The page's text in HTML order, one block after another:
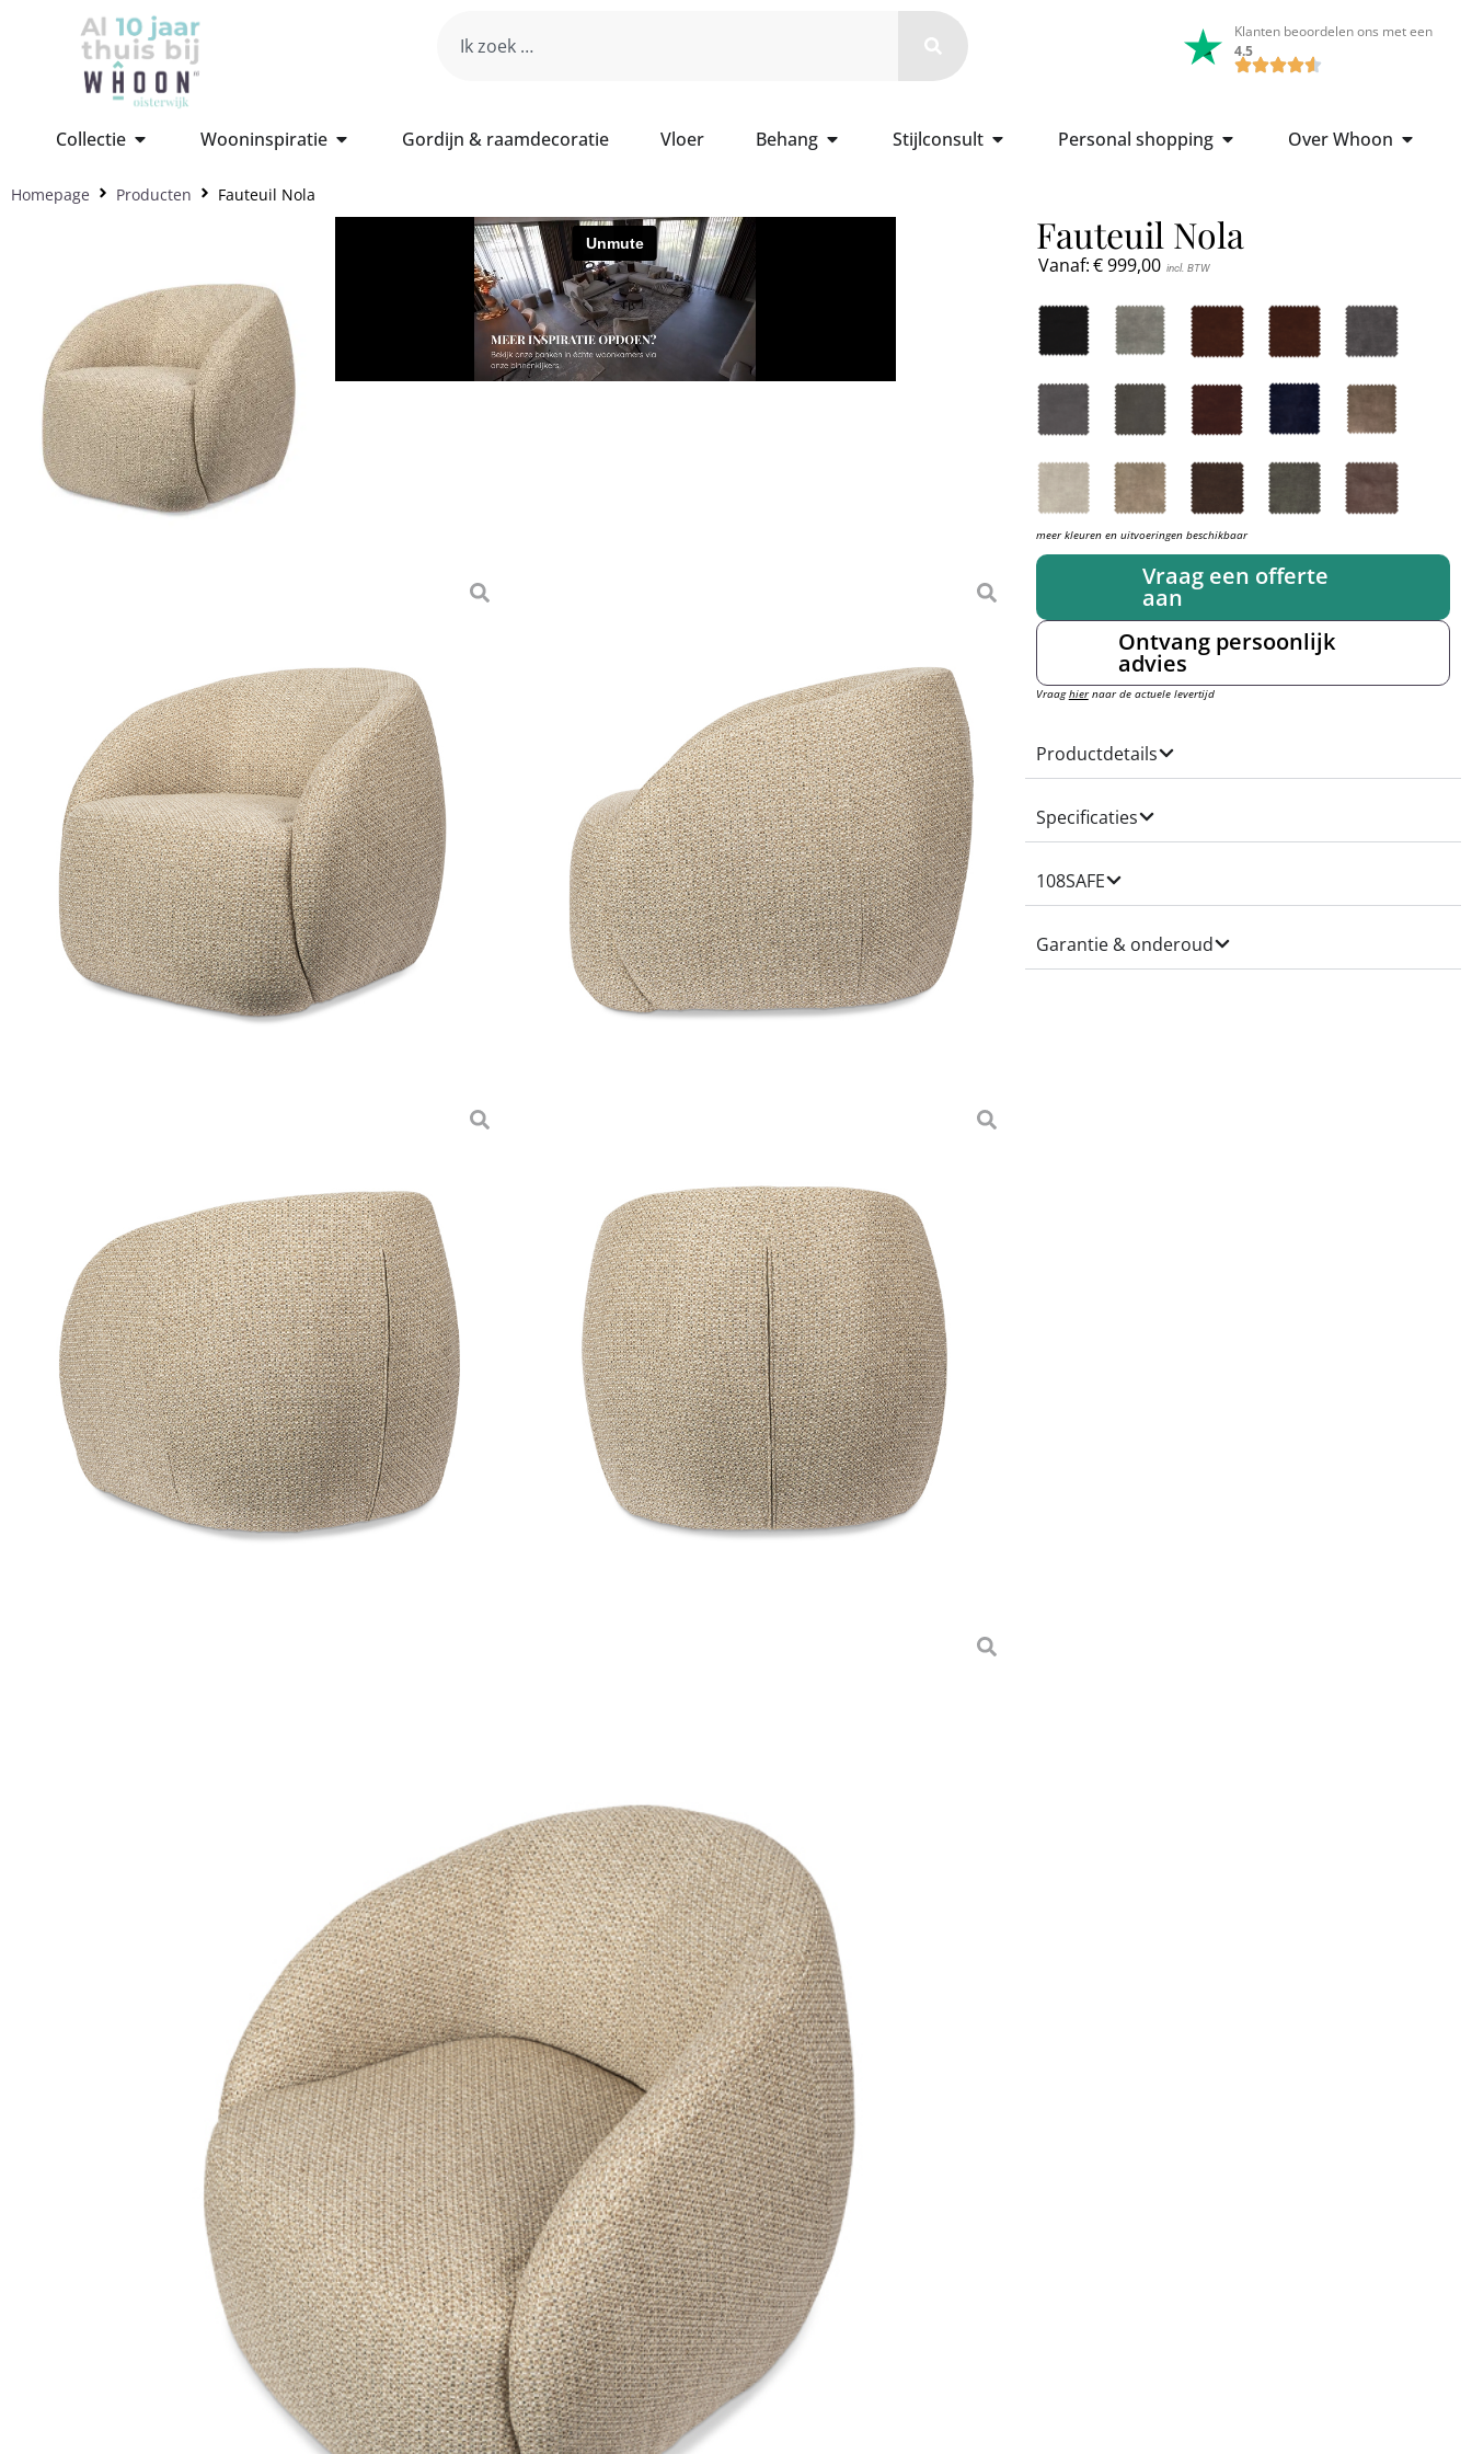
Klanten beoordelen ons met een
4.5
Collectie Wooninspiratie Gordijn & raamdecoratie Vloer Behang Stijlconsult Personal shopping Over Whoon
Homepage Producten Fauteuil Nola
Fauteuil Nola
Vanaf:€999,00 incl. BTW
meer kleuren en uitvoeringen beschikbaar
Vraag een offerte
aan
Ontvang persoonlijk
advies
Vraaghiernaar de actuele levertijd
Productdetails
Specificaties
108SAFE
Garantie & onderoud